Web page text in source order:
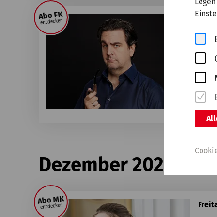
Abo FK
entdecken
Dezember 2026
Abo MK
entdecken